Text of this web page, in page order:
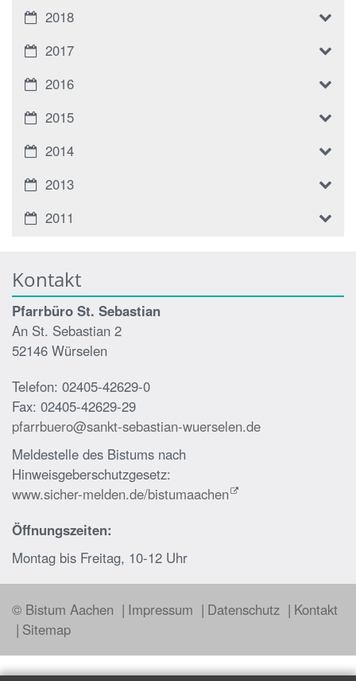
2018
2017
2016
2015
2014
2013
2011
Kontakt
Pfarrbüro St. Sebastian
An St. Sebastian 2
52146 Würselen
Telefon: 02405-42629-0
Fax: 02405-42629-29
pfarrbuero@sankt-sebastian-wuerselen.de
Meldestelle des Bistums nach
Hinweisgeberschutzgesetz:
www.sicher-melden.de/bistumaachen
Öffnungszeiten:
Montag bis Freitag, 10-12 Uhr
© Bistum Aachen Impressum Datenschutz
Kontakt
Sitemap